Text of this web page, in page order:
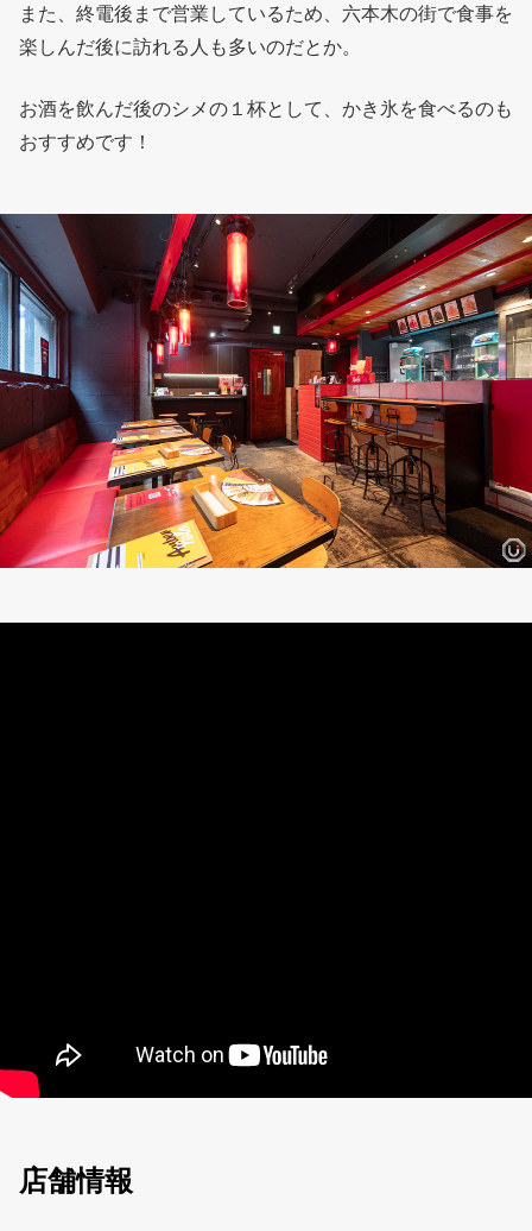
また、終電後まで営業しているため、六本木の街で食事を
楽しんだ後に訪れる人も多いのだとか。
お酒を飲んだ後のシメの１杯として、かき氷を食べるのも
おすすめです！
店舗情報